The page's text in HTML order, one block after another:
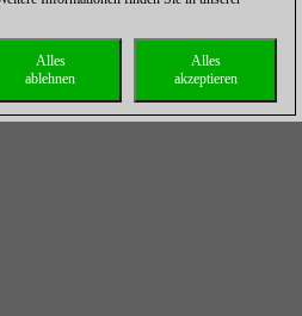
Alles
akzeptieren
Alles
ablehnen